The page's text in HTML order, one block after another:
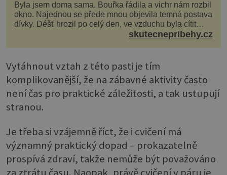
Byla jsem doma sama. Bouřka řádila a vichr nám rozbil
okno. Najednou se přede mnou objevila temná postava
dívky. Déšť hrozil po celý den, ve vzduchu byla cítit
bouřka. Do topolů před domem se opřel ví...skutecnepribehy.cz
Vytáhnout vztah z této pasti je tím
komplikovanější, že na zábavné aktivity často
není čas pro praktické záležitosti, a tak ustupují
stranou.
Je třeba si vzájemně říct, že i cvičení má
významný praktický dopad – prokazatelně
prospívá zdraví, takže nemůže být považováno